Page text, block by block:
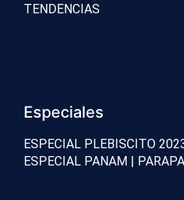
TENDENCIAS
Especiales
ESPECIAL PLEBISCITO
ESPECIAL PANAM |